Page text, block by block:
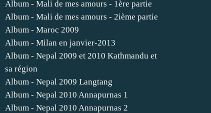
Album - Mali de mes amours - 1ère partie
Album - Mali de mes amours - 2ième partie
Album - Maroc 2009
Album - Milan en janvier-2013
Album - Nepal 2009 et 2010 Kathmandu et
sa région
Album - Nepal 2009 Langtang
Album - Nepal 2010 Annapurnas 1
Album - Nepal 2010 Annapurnas 2